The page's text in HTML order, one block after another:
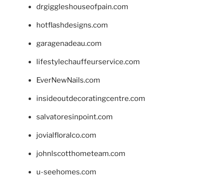
drgiggleshouseofpain.com
hotflashdesigns.com
garagenadeau.com
lifestylechauffeurservice.com
EverNewNails.com
insideoutdecoratingcentre.com
salvatoresinpoint.com
jovialfloralco.com
johnlscotthometeam.com
u-seehomes.com